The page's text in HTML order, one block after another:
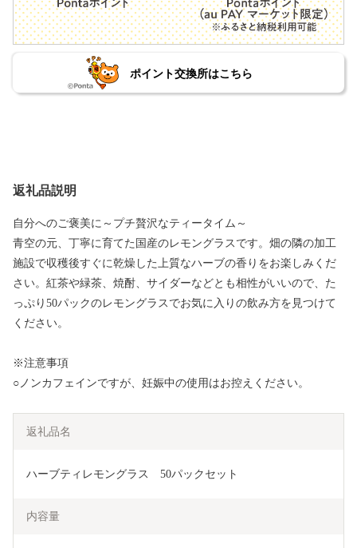
ポイント交換所はこちら
返礼品説明
自分へのご褒美に～プチ贅沢なティータイム～
青空の元、丁寧に育てた国産のレモングラスです。畑の隣の加工
施設で収穫後すぐに乾燥した上質なハーブの香りをお楽しみくだ
さい。紅茶や緑茶、焼酎、サイダーなどとも相性がいいので、た
っぷり50パックのレモングラスでお気に入りの飲み方を見つけて
ください。
※注意事項
○ノンカフェインですが、妊娠中の使用はお控えください。
返礼品名
ハーブティレモングラス　50パックセット
内容量